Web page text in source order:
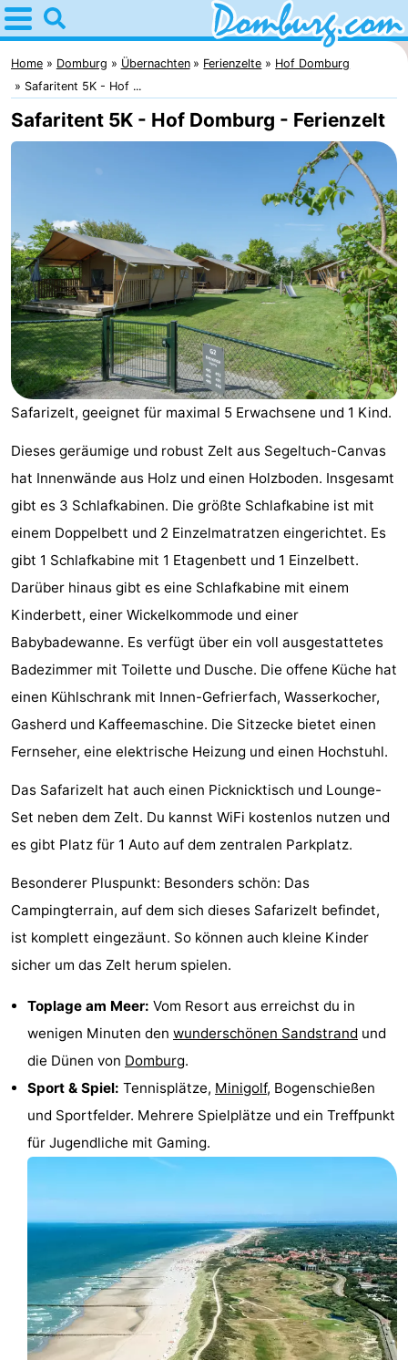
Home
Domburg
Tipps
Für
Webcam
Webcam
Strand
Übernachten
Appartements
-
Loverendale
Résidence
Wijngaerde
Campingplätze
Ferienhäuser
-
Buitenhof
Domburg
-
Hof
Domburg
-
Westhove
Hotels
Zimmer
(mit
Frühstück)
Lastminutes
Strand
Sehen
&
-
Museen
Denkmäler
-
Mühlen
-
Leuchtturme
Aussichtspunkte
Attraktionen
Minigolfplätze
Wellness-
Zentren
Dörfer
Home Domburg Übernachten Ferienzelte
Hof Domburg
Safaritent 5K - Hof ...
Safaritent 5K - Hof Domburg - Ferienzelt
Safarizelt, geeignet für maximal 5 Erwachsene und 1 Kind.
Dieses geräumige und robust Zelt aus Segeltuch-Canvas
hat Innenwände aus Holz und einen Holzboden. Insgesamt
gibt es 3 Schlafkabinen. Die größte Schlafkabine ist mit
einem Doppelbett und 2 Einzelmatratzen eingerichtet. Es
gibt 1 Schlafkabine mit 1 Etagenbett und 1 Einzelbett.
Darüber hinaus gibt es eine Schlafkabine mit einem
Kinderbett, einer Wickelkommode und einer
Babybadewanne. Es verfügt über ein voll ausgestattetes
Badezimmer mit Toilette und Dusche. Die offene Küche hat
einen Kühlschrank mit Innen-Gefrierfach, Wasserkocher,
Gasherd und Kaffeemaschine. Die Sitzecke bietet einen
Fernseher, eine elektrische Heizung und einen Hochstuhl.
Das Safarizelt hat auch einen Picknicktisch und Lounge-
Set neben dem Zelt. Du kannst WiFi kostenlos nutzen und
es gibt Platz für 1 Auto auf dem zentralen Parkplatz.
Besonderer Pluspunkt: Besonders schön: Das
Campingterrain, auf dem sich dieses Safarizelt befindet,
ist komplett eingezäunt. So können auch kleine Kinder
sicher um das Zelt herum spielen.
Toplage am Meer: Vom Resort aus erreichst du in
wenigen Minuten den wunderschönen Sandstrand und
die Dünen von Domburg.
Sport & Spiel: Tennisplätze, Minigolf, Bogenschießen
und Sportfelder. Mehrere Spielplätze und ein Treffpunkt
für Jugendliche mit Gaming.